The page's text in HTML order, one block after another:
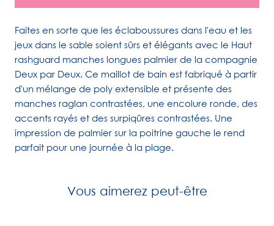
Faites en sorte que les éclaboussures dans l'eau et les
jeux dans le sable soient sûrs et élégants avec le Haut
rashguard manches longues palmier de la compagnie
Deux par Deux. Ce maillot de bain est fabriqué à partir
d'un mélange de poly extensible et présente des
manches raglan contrastées, une encolure ronde, des
accents rayés et des surpiqûres contrastées. Une
impression de palmier sur la poitrine gauche le rend
parfait pour une journée à la plage.
Vous aimerez peut-être